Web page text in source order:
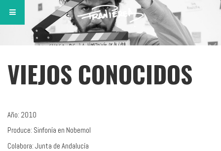
VIEJOS CONOCIDOS
Año: 2010
Produce: Sinfonía en Nobemol
Colabora: Junta de Andalucía